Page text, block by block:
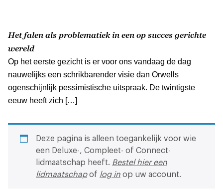
Het falen als problematiek in een op succes gerichte
wereld
Op het eerste gezicht is er voor ons vandaag de dag
nauwelijks een schrikbarender visie dan Orwells
ogenschijnlijk pessimistische uitspraak. De twintigste
eeuw heeft zich […]
Deze pagina is alleen toegankelijk voor wie
een Deluxe-, Compleet- of Connect-
lidmaatschap heeft. Bestel hier een
lidmaatschapof log in op uw account.